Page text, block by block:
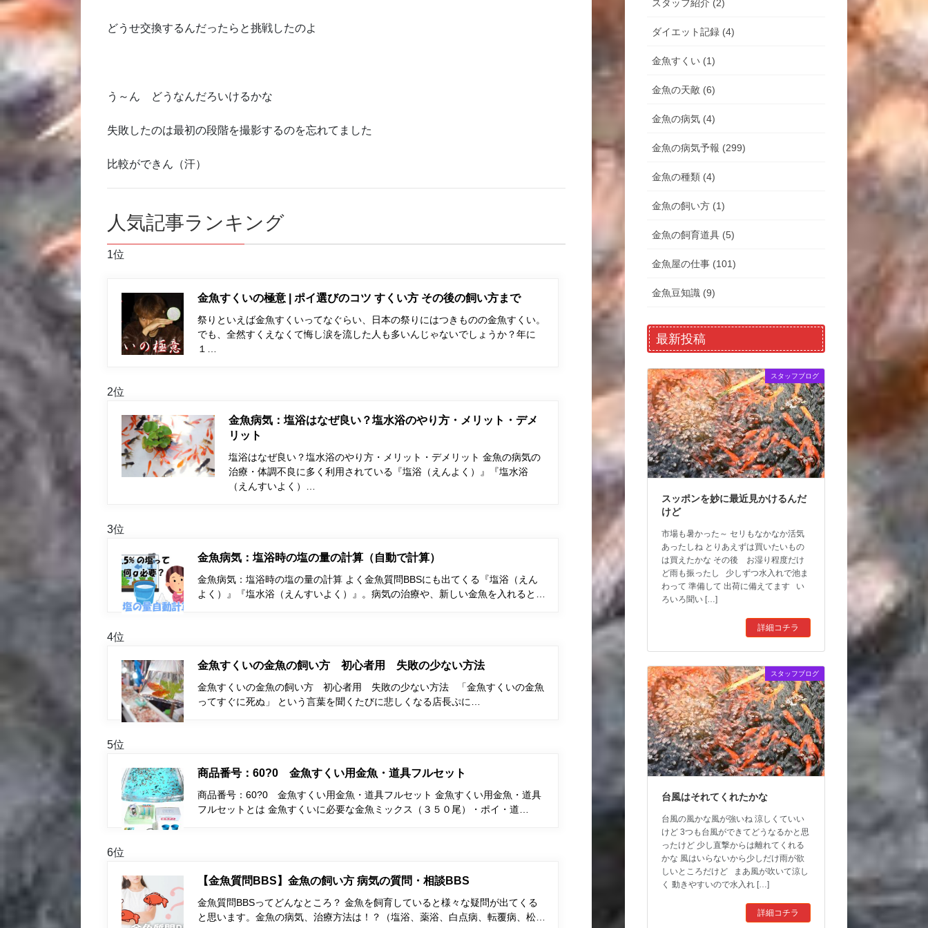
どうせ交換するんだったらと挑戦したのよ
う～ん どうなんだろいけるかな
失敗したのは最初の段階を撮影するのを忘れてました
比較ができん（汗）
人気記事ランキング
1位
金魚すくいの極意 | ポイ選びのコツ すくい方 その後の飼い方まで
祭りといえば金魚すくいってなぐらい、日本の祭りにはつきものの金魚すくい。
でも、全然すくえなくて悔し涙を流した人も多いんじゃないでしょうか？年に
１…
2位
金魚病気：塩浴はなぜ良い？塩水浴のやり方・メリット・デメ
リット
塩浴はなぜ良い？塩水浴のやり方・メリット・デメリット 金魚の病気の
治療・体調不良に多く利用されている『塩浴（えんよく）』『塩水浴
（えんすいよく）…
3位
金魚病気：塩浴時の塩の量の計算（自動で計算）
金魚病気：塩浴時の塩の量の計算 よく金魚質問BBSにも出てくる『塩浴（えん
よく）』『塩水浴（えんすいよく）』。病気の治療や、新しい金魚を入れると…
4位
金魚すくいの金魚の飼い方 初心者用 失敗の少ない方法
金魚すくいの金魚の飼い方 初心者用 失敗の少ない方法 「金魚すくいの金魚
ってすぐに死ぬ」 という言葉を聞くたびに悲しくなる店長ぷに…
5位
商品番号：60?0 金魚すくい用金魚・道具フルセット
商品番号：60?0 金魚すくい用金魚・道具フルセット 金魚すくい用金魚・道具
フルセットとは 金魚すくいに必要な金魚ミックス（３５０尾）・ポイ・道…
6位
【金魚質問BBS】金魚の飼い方 病気の質問・相談BBS
金魚質問BBSってどんなところ？ 金魚を飼育していると様々な疑問が出てくる
と思います。金魚の病気、治療方法は！？（塩浴、薬浴、白点病、転覆病、松…
スタッフ紹介 (2)
ダイエット記録 (4)
金魚すくい (1)
金魚の天敵 (6)
金魚の病気 (4)
金魚の病気予報 (299)
金魚の種類 (4)
金魚の飼い方 (1)
金魚の飼育道具 (5)
金魚屋の仕事 (101)
金魚豆知識 (9)
最新投稿
スタッフブログ
スッポンを妙に最近見かけるんだ
けど
市場も暑かった～ セリもなかなか活気
あったしね とりあえずは買いたいもの
は買えたかな その後 お湿り程度だけ
ど雨も振ったし 少しずつ水入れで池ま
わって 準備して 出荷に備えてます い
ろいろ聞い […]
詳細コチラ
スタッフブログ
台風はそれてくれたかな
台風の風かな風が強いね 涼しくていい
けど 3つも台風ができてどうなるかと思
ったけど 少し直撃からは離れてくれる
かな 風はいらないから少しだけ雨が欲
しいところだけど まあ風が吹いて涼し
く 動きやすいので水入れ […]
詳細コチラ